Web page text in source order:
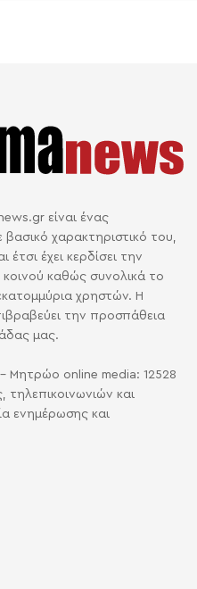
είναι ένας
χαρακτηριστικό του,
έχει κερδίσει την
καθώς συνολικά το
χρηστών. Η
την προσπάθεια
μας.
Μητρώο online media: 12528
τηλεπικοινωνιών και
ενημέρωσης και